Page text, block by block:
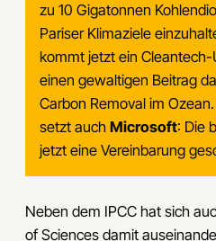
zu 10 Gigatonnen
Pariser Klimaziele
kommt jetzt ein
einen gewaltigen Beitrag
Carbon Removal im
setzt auch Microsoft: Die
jetzt eine Vereinbarung
Neben dem IPCC hat sich
of Sciences damit